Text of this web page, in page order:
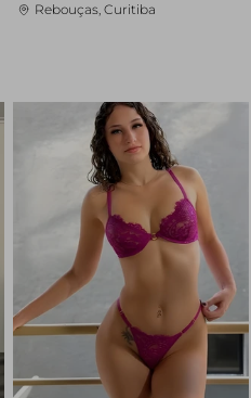
Rebouças, Curitiba